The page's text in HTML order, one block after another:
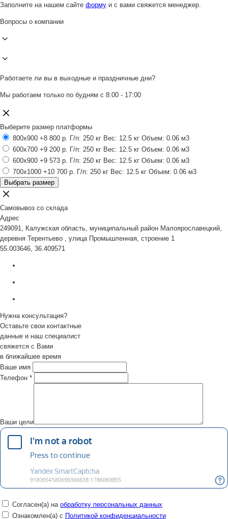
Заполните на нашем сайте форму и с вами свяжется менеджер.
Вопросы о компании
Работаете ли вы в выходные и праздничные дни?
Мы работаем только по будням с 8:00 - 17:00
Выберите размер платформы
800x900 +8 800 р. Г/п: 250 кг Вес: 12.5 кг Объем: 0.06 м3
600x700 +9 200 р. Г/п: 250 кг Вес: 12.5 кг Объем: 0.06 м3
600x900 +9 573 р. Г/п: 250 кг Вес: 12.5 кг Объем: 0.06 м3
700x1000 +10 700 р. Г/п: 250 кг Вес: 12.5 кг Объем: 0.06 м3
Выбрать размер
Самовывоз со склада
Адрес
249091, Калужская область, муниципальный район Малоярославецкий,
деревня Терентьево , улица Промышленная, строение 1
55.003646, 36.409571
Нужна консультация?
Оставьте свои контактные
данные и наш специалист
свяжется с Вами
в ближайшее время
Ваше имя
Телефон *
Ваши цели
Согласен(а) на обработку персональных данных
Ознакомлен(а) с Политикой конфиденциальности